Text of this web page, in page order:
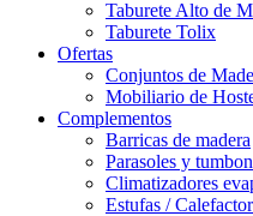
Taburete Alto de
Taburete Tolix
Ofertas
Conjuntos de
Mobiliario de
Complementos
Barricas de madera
Parasoles y
Climatizadores
Estufas /